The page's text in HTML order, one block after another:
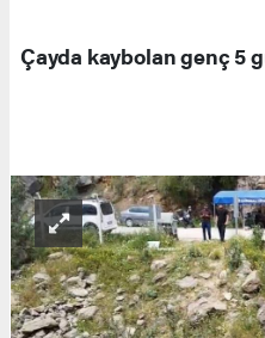
Çayda kaybolan genç 5